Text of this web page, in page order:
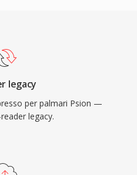
legacy
per palmari Psion —
legacy.